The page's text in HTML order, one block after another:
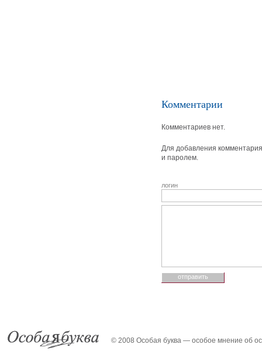
Комментарии
Комментариев нет.
Для добавления
и паролем.
логин
© 2008 Особая буква — особое мнение об